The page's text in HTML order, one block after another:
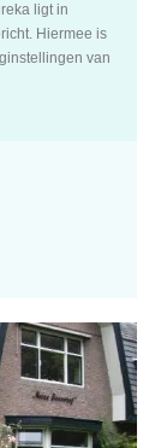
ligt in
Hiermee is
van
en
en het
en interesses
geopend is
op